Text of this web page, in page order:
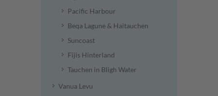
Pacific Harbour
Beqa Lagune & Haitauchen
Suncoast
Fijis Hinterland
Tauchen in Bligh Water
Vanua Levu